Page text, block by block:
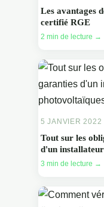
Les avantages
certifié RGE
2 min de lecture →
5 JANVIER 2022
Tout sur les
d'un
3 min de lecture →